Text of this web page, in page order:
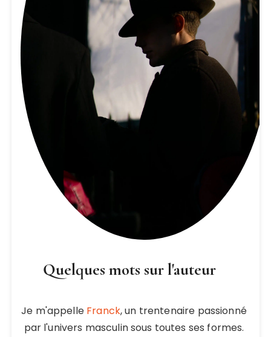
Quelques mots sur l'auteur
Je m'appelle Franck, un trentenaire passionné
par l'univers masculin sous toutes ses formes.